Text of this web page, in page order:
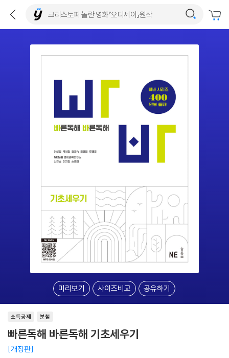
미리보기 사이즈비교 공유하기
소득공제 분철
빠른독해 바른독해 기초세우기
개정판